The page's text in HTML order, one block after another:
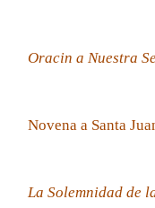
Oracin a Nuestra
Novena a Santa
La Solemnidad de